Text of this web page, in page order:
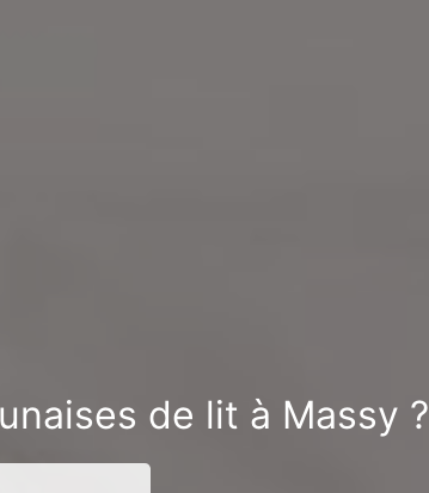
de lit à Massy ?